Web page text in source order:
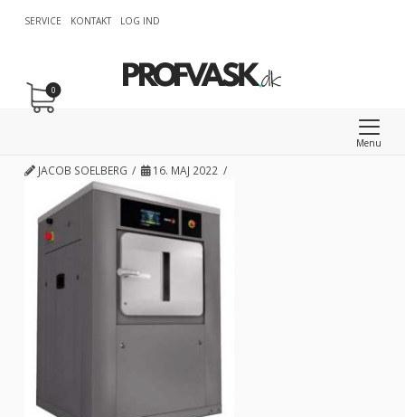
SERVICE KONTAKT LOG IND
Menu
0
JACOB SOELBERG 16. MAJ 2022